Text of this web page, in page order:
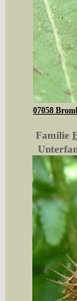
07058
Familie